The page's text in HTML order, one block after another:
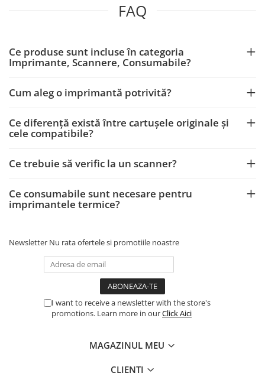
FAQ
Ce produse sunt incluse în categoria
Imprimante, Scannere, Consumabile?
Cum aleg o imprimantă potrivită?
Ce diferență există între cartușele originale și
cele compatibile?
Ce trebuie să verific la un scanner?
Ce consumabile sunt necesare pentru
imprimantele termice?
Newsletter Nu rata ofertele si promotiile noastre
I want to receive a newsletter with the store's
promotions. Learn more in ourClick Aici
MAGAZINUL MEU
CLIENTI